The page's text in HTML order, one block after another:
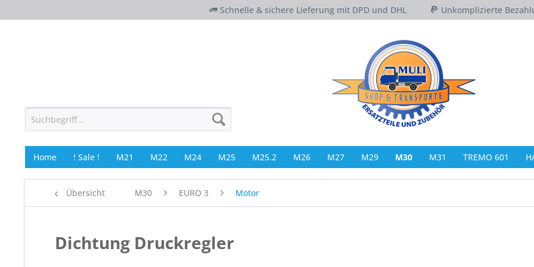
Schnelle & sichere Lieferung mit DPD und DHL Unkomplizierte
Home ! Sale ! M21 M22 M24 M25 M25.2 M26 M27 M29 M30 M31 TREMO 601
Übersicht M30 EURO 3 Motor
Dichtung Druckregler